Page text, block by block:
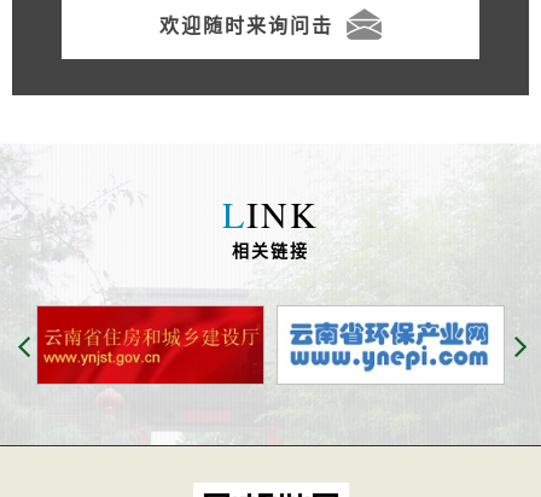
欢迎随时来询问击
LINK
相关链接